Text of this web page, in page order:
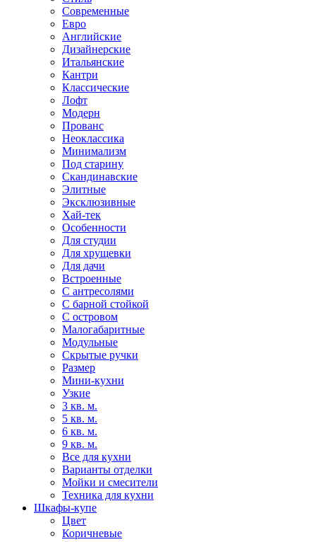
Современные
Евро
Английские
Дизайнерские
Итальянские
Кантри
Классические
Лофт
Модерн
Прованс
Неоклассика
Минимализм
Под старину
Скандинавские
Элитные
Эксклюзивные
Хай-тек
Особенности
Для студии
Для хрущевки
Для дачи
Встроенные
С антресолями
С барной стойкой
С островом
Малогабаритные
Модульные
Скрытые ручки
Размер
Мини-кухни
Узкие
3 кв. м.
5 кв. м.
6 кв. м.
9 кв. м.
Все для кухни
Варианты отделки
Мойки и смесители
Техника для кухни
Шкафы-купе
Цвет
Коричневые